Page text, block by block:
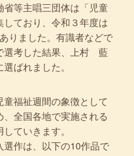
等主唱三団体は「児童
ており、令和３年度は
りました。有識者などで
選考した結果、上村 藍
ばれました。
福祉週間の象徴として
全国各地で実施される
ていきます。
作は、以下の10作品で